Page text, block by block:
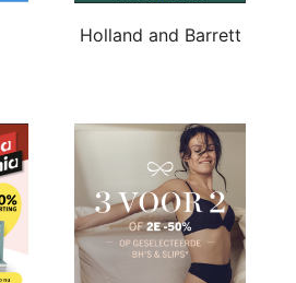
Holland and Barrett